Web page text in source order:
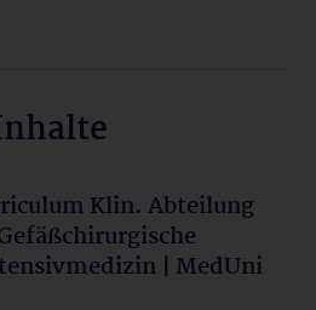
Klin. Abteilung
| MedUni